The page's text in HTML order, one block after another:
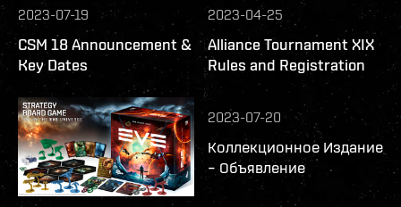
2023-07-19
CSM 18 Announcement &
Key Dates
2023-04-25
Alliance Tournament XIX
Rules and Registration
2023-07-20
Коллекционное Издание
– Объявление